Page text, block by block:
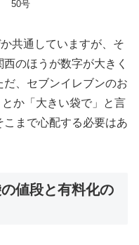
50号
共通していますが、そ
のほうが数字が大きく
、セブンイレブンのお
か「大きい袋で」と言
まで心配する必要はあ
値段と有料化の